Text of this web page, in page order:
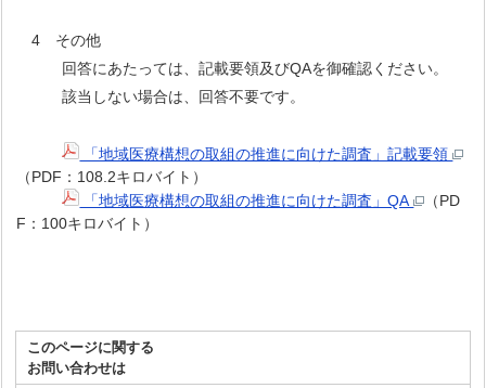
4 その他
回答にあたっては、記載要領及びQAを御確認ください。
該当しない場合は、回答不要です。
「地域医療構想の取組の推進に向けた調査」記載要領
（PDF：108.2キロバイト）
「地域医療構想の取組の推進に向けた調査」QA
（PD
F：100キロバイト）
このページに関する
お問い合わせは